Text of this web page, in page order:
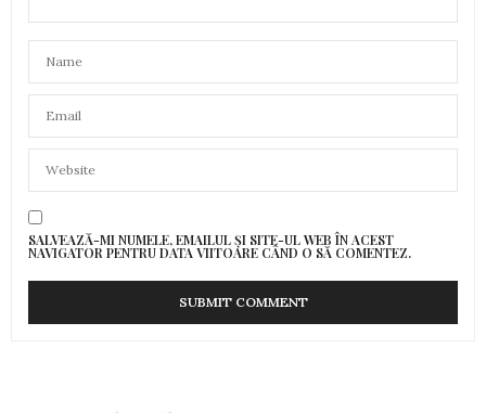
SALVEAZĂ-MI NUMELE, EMAILUL ȘI SITE-UL WEB ÎN ACEST
NAVIGATOR PENTRU DATA VIITOARE CÂND O SĂ COMENTEZ.